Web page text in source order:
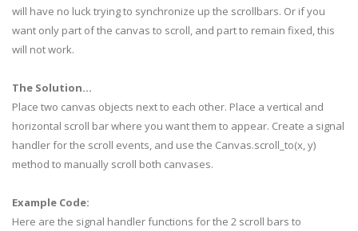
will have no luck trying to synchronize up the scrollbars. Or if you
want only part of the canvas to scroll, and part to remain fixed, this
will not work.
The Solution...
Place two canvas objects next to each other. Place a vertical and
horizontal scroll barwhere you want them to appear. Create a signal
handler for the scroll events, and use the Canvas.scroll_to(x, y)
method to manually scroll both canvases.
Example Code:
Here are the signal handler functions for the 2 scroll bars to